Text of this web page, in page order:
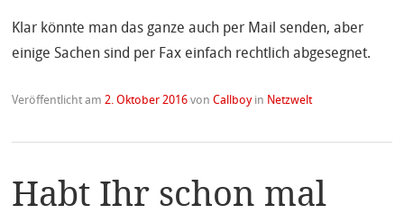
Klar könnte man das ganze auch per Mail senden, aber
einige Sachen sind per Fax einfach rechtlich abgesegnet.
Veröffentlicht am 2. Oktober 2016 vonCallboy in Netzwelt
Habt Ihr schon mal